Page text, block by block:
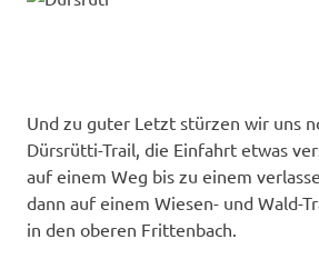
Und zu guter Letzt stürzen wir uns
Dürsrütti-Trail, die Einfahrt etwas
auf einem Weg bis zu einem
dann auf einem Wiesen- und Wald-
in den oberen Frittenbach.